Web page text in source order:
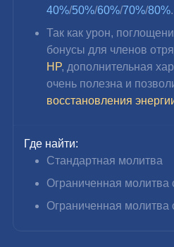
40%/50%/60%/70%/80%.
Так как урон,
бонусы для членов
HP, дополнительная
очень полезна и
восстановления
Где найти:
Стандартная молитва
Ограниченная молитва
Ограниченная молитва